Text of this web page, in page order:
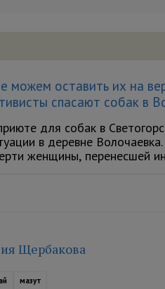
можем оставить их на
спасают собак в
для собак в
в деревне
женщины, перенесшей
Щербакова
мазут